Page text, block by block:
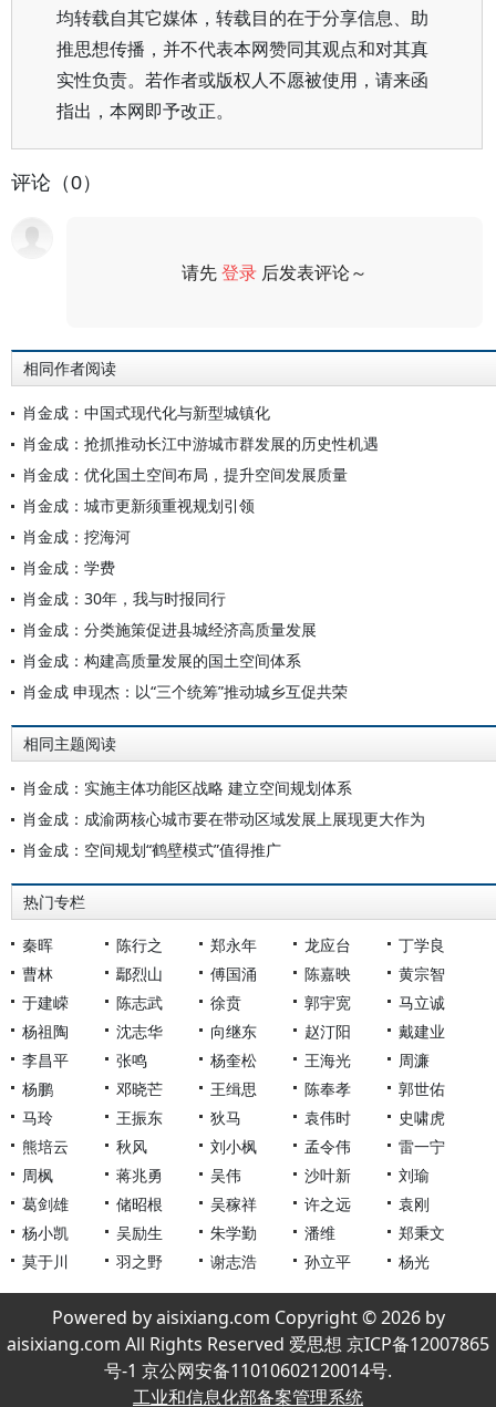
均转载自其它媒体，转载目的在于分享信息、助
推思想传播，并不代表本网赞同其观点和对其真
实性负责。若作者或版权人不愿被使用，请来函
指出，本网即予改正。
评论（0）
请先登录 后发表评论～
相同作者阅读
肖金成：中国式现代化与新型城镇化
肖金成：抢抓推动长江中游城市群发展的历史性机遇
肖金成：优化国土空间布局，提升空间发展质量
肖金成：城市更新须重视规划引领
肖金成：挖海河
肖金成：学费
肖金成：30年，我与时报同行
肖金成：分类施策促进县城经济高质量发展
肖金成：构建高质量发展的国土空间体系
肖金成 申现杰：以“三个统筹”推动城乡互促共荣
相同主题阅读
肖金成：实施主体功能区战略 建立空间规划体系
肖金成：成渝两核心城市要在带动区域发展上展现更大作为
肖金成：空间规划“鹤壁模式”值得推广
热门专栏
秦晖 陈行之 郑永年 龙应台
丁学良
曹林
鄢烈山 傅国涌 陈嘉映
黄宗智
于建嵘
陈志武 徐贲 郭宇宽
马立诚
杨祖陶
沈志华 向继东 赵汀阳
戴建业
李昌平
张鸣 杨奎松 王海光
周濂
杨鹏
邓晓芒 王缉思 陈奉孝
郭世佑
马玲
王振东 狄马 袁伟时
史啸虎
熊培云
秋风 刘小枫 孟令伟
雷一宁
周枫
蒋兆勇 吴伟 沙叶新
刘瑜
葛剑雄
储昭根 吴稼祥 许之远
袁刚
杨小凯
吴励生 朱学勤 潘维
郑秉文
莫于川
羽之野 谢志浩 孙立平 杨光
Powered by aisixiang.com Copyright © 2026 by
aisixiang.com All Rights Reserved 爱思想 京ICP备12007865
号-1 京公网安备11010602120014号.
工业和信息化部备案管理系统